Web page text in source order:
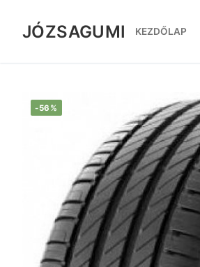
tartalomra
JÓZSAGUMI KEZDŐLAP
-56%